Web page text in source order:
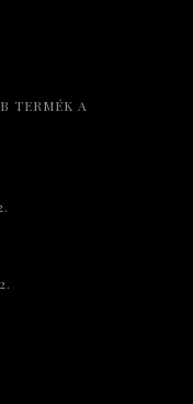
TERMÉK A